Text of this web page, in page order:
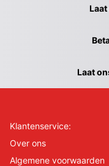
Laat
Klantenservice:
Over ons
Algemene voorwaarden